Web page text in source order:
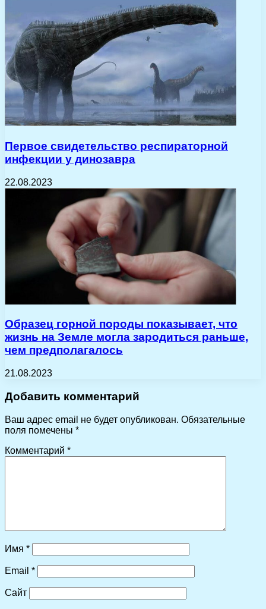
Первое свидетельство респираторной
инфекции у динозавра
22.08.2023
Образец горной породы показывает, что
жизнь на Земле могла зародиться раньше,
чем предполагалось
21.08.2023
Добавить комментарий
Ваш адрес email не будет опубликован. Обязательные
поля помечены *
Комментарий *
Имя *
Email *
Сайт